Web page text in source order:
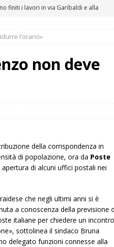
finiti i lavori in via Garibaldi e alla
milioni nel primo semestre: cresce la
che Santo Stefano Belbo è un
10 agosto parte l’allestimento
ALTRE
patrono San Lorenzo ALBA
l’orario»
non deve
della corrispondenza in
di popolazione, ora da Poste
di alcuni uffici postali nei
che negli ultimi anni si è
a conoscenza della previsione
italiane per chiedere un incontro
sottolinea il sindaco Bruna
delegato funzioni connesse alla